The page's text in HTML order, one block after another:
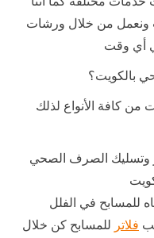
ونعمل من خلال ورشات
أي وقت
بالكويت؟
كافة الأنواع لذلك
وتسليك الصرف الصحي
للمسابح في الفلل
فلاتر للمسابح كن خلال